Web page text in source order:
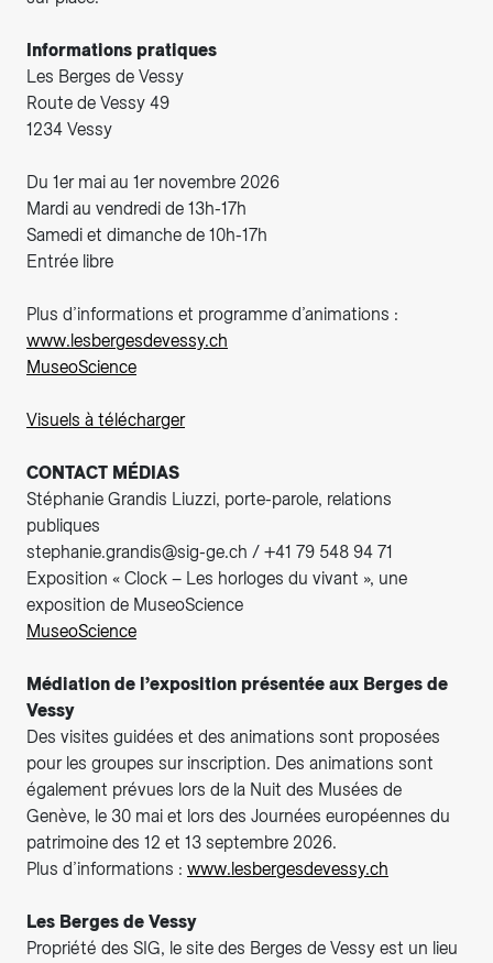
Informations pratiques
Les Berges de Vessy
Route de Vessy 49
1234 Vessy
Du 1er mai au 1er novembre 2026
Mardi au vendredi de 13h-17h
Samedi et dimanche de 10h-17h
Entrée libre
Plus d’informations et programme d’animations :
www.lesbergesdevessy.ch
MuseoScience
Visuels à télécharger
CONTACT MÉDIAS
Stéphanie Grandis Liuzzi, porte-parole, relations
publiques
stephanie.grandis@sig-ge.ch / +41 79 548 94 71
Exposition « Clock – Les horloges du vivant », une
exposition de MuseoScience
MuseoScience
Médiation de l’exposition présentée aux Berges de
Vessy
Des visites guidées et des animations sont proposées
pour les groupes sur inscription. Des animations sont
également prévues lors de la Nuit des Musées de
Genève, le 30 mai et lors des Journées européennes du
patrimoine des 12 et 13 septembre 2026.
Plus d’informations : www.lesbergesdevessy.ch
Les Berges de Vessy
Propriété des SIG, le site des Berges de Vessy est un lieu